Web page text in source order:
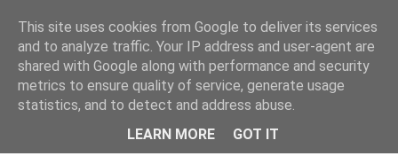
Blind Channel ESC2021 Finlândia
This site uses cookies from Google to deliver its services
and to analyze traffic. Your IP address and user-agent are
shared with Google along with performance and security
metrics to ensure quality of service, generate usage
statistics, and to detect and address abuse.
LEARN MORE
GOT IT